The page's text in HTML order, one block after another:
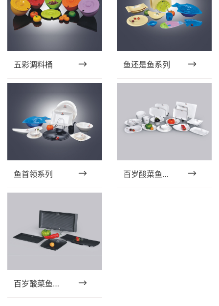
五彩调料桶 鱼还是鱼系列
鱼首领系列 百岁酸菜鱼（一）
百岁酸菜鱼（二）